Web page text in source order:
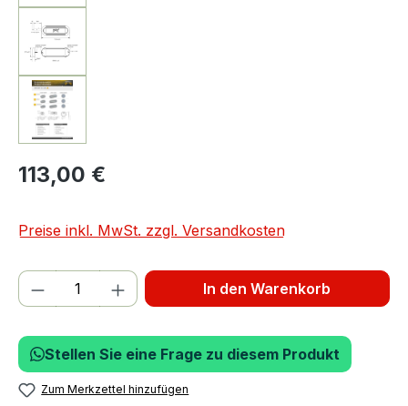
113,00 €
Preise inkl. MwSt. zzgl. Versandkosten
Produkt Anzahl: Gib den gewünschten
In den Warenkorb
Stellen Sie eine Frage zu diesem Produkt
Zum Merkzettel hinzufügen